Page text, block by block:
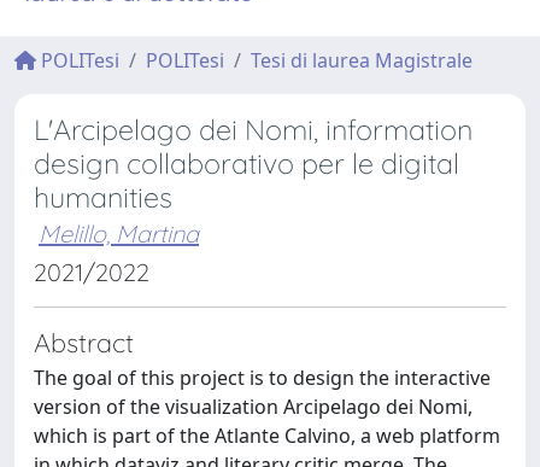
POLITesi POLITesi Tesi di laurea Magistrale
L'Arcipelago dei Nomi, information
design collaborativo per le digital
humanities
Melillo, Martina
2021/2022
Abstract
The goal of this project is to design the interactive
version of the visualization Arcipelago dei Nomi,
which is part of the Atlante Calvino, a web platform